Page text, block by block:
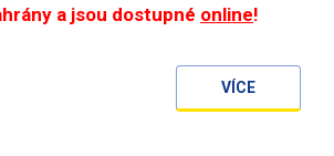
a jsou dostupné online!
VÍCE